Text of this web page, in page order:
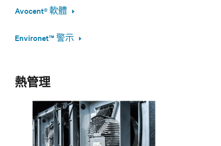
Avocent® 軟體
Environet™ 警示
熱管理